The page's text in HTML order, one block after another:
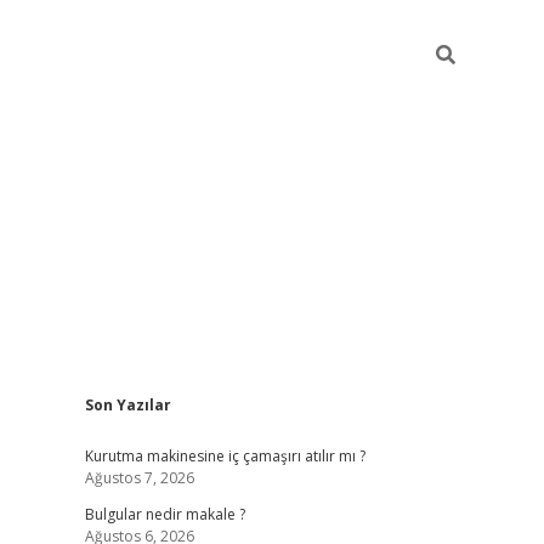
Sidebar
Son Yazılar
Kurutma makinesine iç çamaşırı atılır mı ?
Ağustos 7, 2026
Bulgular nedir makale ?
Ağustos 6, 2026